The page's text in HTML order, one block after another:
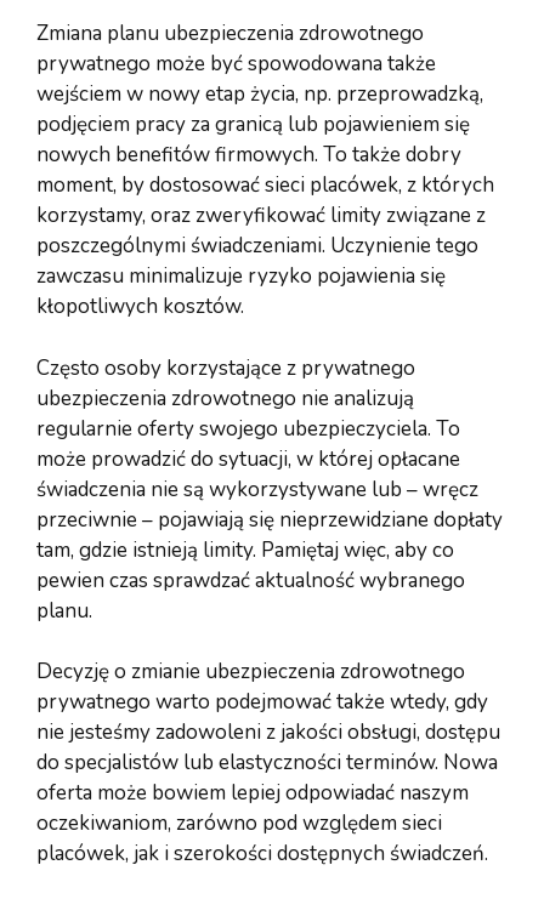
Zmiana planu ubezpieczenia zdrowotnego
prywatnego może być spowodowana także
wejściem w nowy etap życia, np. przeprowadzką,
podjęciem pracy za granicą lub pojawieniem się
nowych benefitów firmowych. To także dobry
moment, by dostosować sieci placówek, z których
korzystamy, oraz zweryfikować limity związane z
poszczególnymi świadczeniami. Uczynienie tego
zawczasu minimalizuje ryzyko pojawienia się
kłopotliwych kosztów.
Często osoby korzystające z prywatnego
ubezpieczenia zdrowotnego nie analizują
regularnie oferty swojego ubezpieczyciela. To
może prowadzić do sytuacji, w której opłacane
świadczenia nie są wykorzystywane lub – wręcz
przeciwnie – pojawiają się nieprzewidziane dopłaty
tam, gdzie istnieją limity. Pamiętaj więc, aby co
pewien czas sprawdzać aktualność wybranego
planu.
Decyzję o zmianie ubezpieczenia zdrowotnego
prywatnego warto podejmować także wtedy, gdy
nie jesteśmy zadowoleni z jakości obsługi, dostępu
do specjalistów lub elastyczności terminów. Nowa
oferta może bowiem lepiej odpowiadać naszym
oczekiwaniom, zarówno pod względem sieci
placówek, jak i szerokości dostępnych świadczeń.